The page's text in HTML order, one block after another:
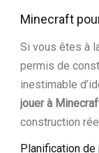
Minecraft
Si vous êtes à
permis de
inestimable
jouer à
construction
Planification de